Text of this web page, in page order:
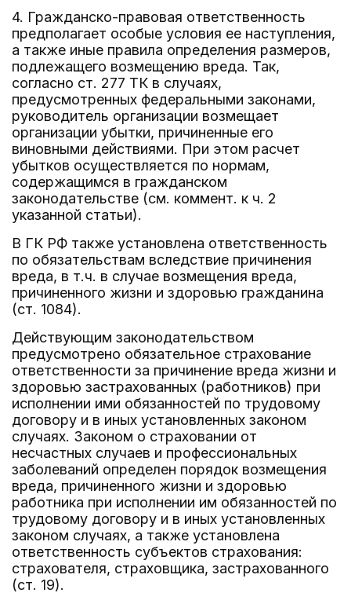
4. Гражданско-правовая ответственность
предполагает особые условия ее наступления,
а также иные правила определения размеров,
подлежащего возмещению вреда. Так,
согласно ст. 277 ТК в случаях,
предусмотренных федеральными законами,
руководитель организации возмещает
организации убытки, причиненные его
виновными действиями. При этом расчет
убытков осуществляется по нормам,
содержащимся в гражданском
законодательстве (см. коммент. к ч. 2
указанной статьи).
В ГК РФ также установлена ответственность
по обязательствам вследствие причинения
вреда, в т.ч. в случае возмещения вреда,
причиненного жизни и здоровью гражданина
(ст. 1084).
Действующим законодательством
предусмотрено обязательное страхование
ответственности за причинение вреда жизни и
здоровью застрахованных (работников) при
исполнении ими обязанностей по трудовому
договору и в иных установленных законом
случаях. Законом о страховании от
несчастных случаев и профессиональных
заболеваний определен порядок возмещения
вреда, причиненного жизни и здоровью
работника при исполнении им обязанностей по
трудовому договору и в иных установленных
законом случаях, а также установлена
ответственность субъектов страхования:
страхователя, страховщика, застрахованного
(ст. 19).